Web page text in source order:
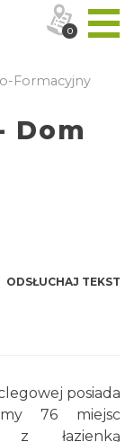
Formacyjny
Dom
ODSŁUCHAJ TEKST
posiada
76 miejsc
z łazienką
0